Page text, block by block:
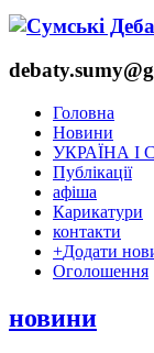
Головна
Новини
УКРАЇНА І
Публікації
афіша
Карикатури
контакти
+Додати
Оголошення
новини